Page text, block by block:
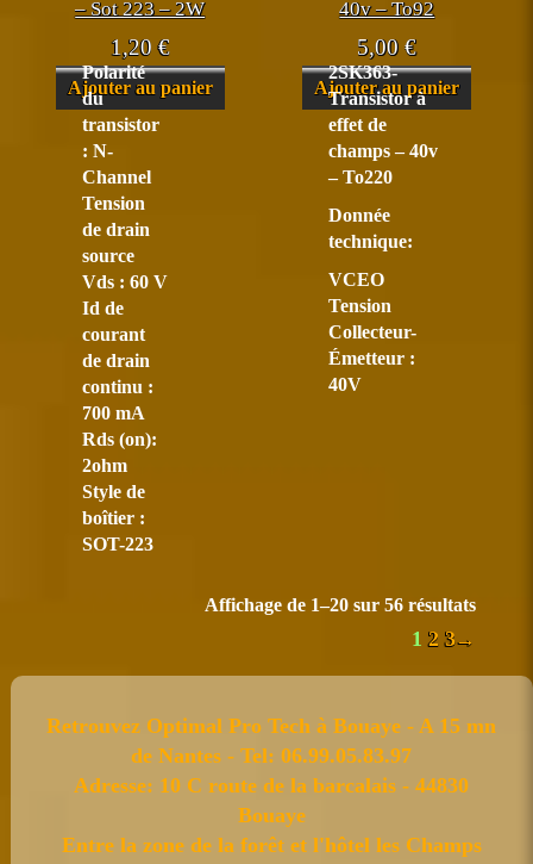
– Sot 223 – 2W
1,20€
Ajouter au panier
Polarité
du
transistor
: N-
Channel
Tension
de drain
source
Vds : 60 V
Id de
courant
de drain
continu :
700 mA
Rds (on):
2ohm
Style de
boîtier :
SOT-223
40v – To92
5,00€
Ajouter au panier
2SK363-
Transistor à
effet de
champs – 40v
– To220
Donnée
technique:
VCEO
Tension
Collecteur-
Émetteur :
40V
Affichage de 1–20 sur 56 résultats
1 2 3→
Retrouvez Optimal Pro Tech à Bouaye - A 15 mn
de Nantes - Tel: 06.99.05.83.97
Adresse: 10 C route de la barcalais - 44830
Bouaye
Entre la zone de la forêt et l'hôtel les Champs